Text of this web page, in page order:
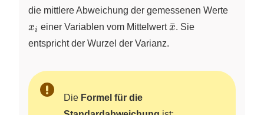
die mittlere Abweichung der gemessenen Werte
xi einer Variablen vom Mittelwert \bar{x}
x
ˉ. Sie
entspricht der Wurzel der Varianz.
Die Formel für die